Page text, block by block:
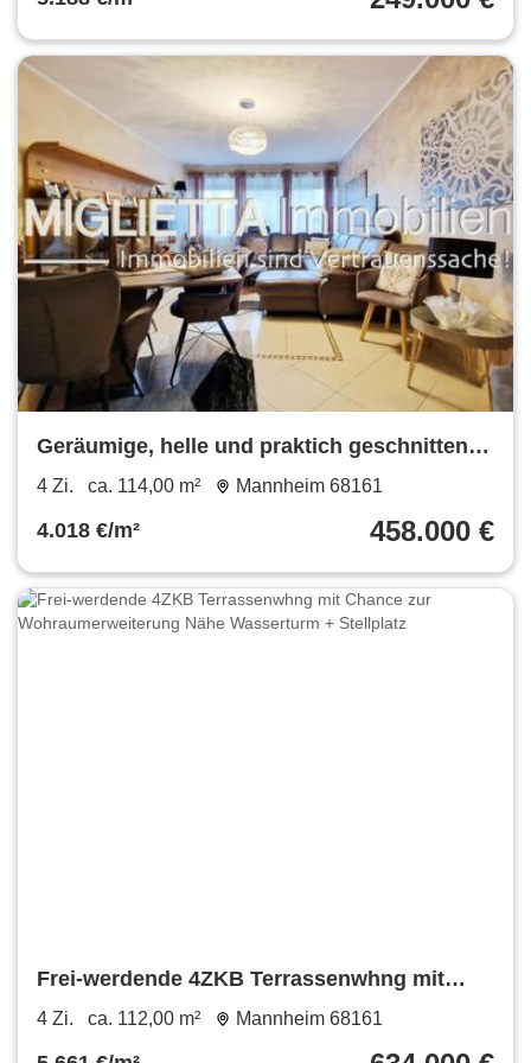
Geräumige, helle und praktich geschnitten
Wohnung
4 Zi. ca. 114,00 m² Mannheim 68161
4.018 €/m² 458.000 €
Frei-werdende 4ZKB Terrassenwhng mit
Chance zur Wohraumerweiterung Nähe
4 Zi. ca. 112,00 m² Mannheim 68161